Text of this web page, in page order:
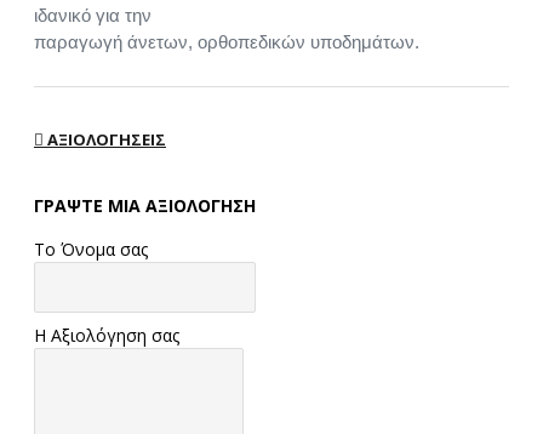
ιδανικό για την
παραγωγή άνετων, ορθοπεδικών υποδημάτων.
ΑΞΙΟΛΟΓΉΣΕΙΣ
ΓΡΆΨΤΕ ΜΙΑ ΑΞΙΟΛΌΓΗΣΗ
Το Όνομα σας
Η Αξιολόγηση σας